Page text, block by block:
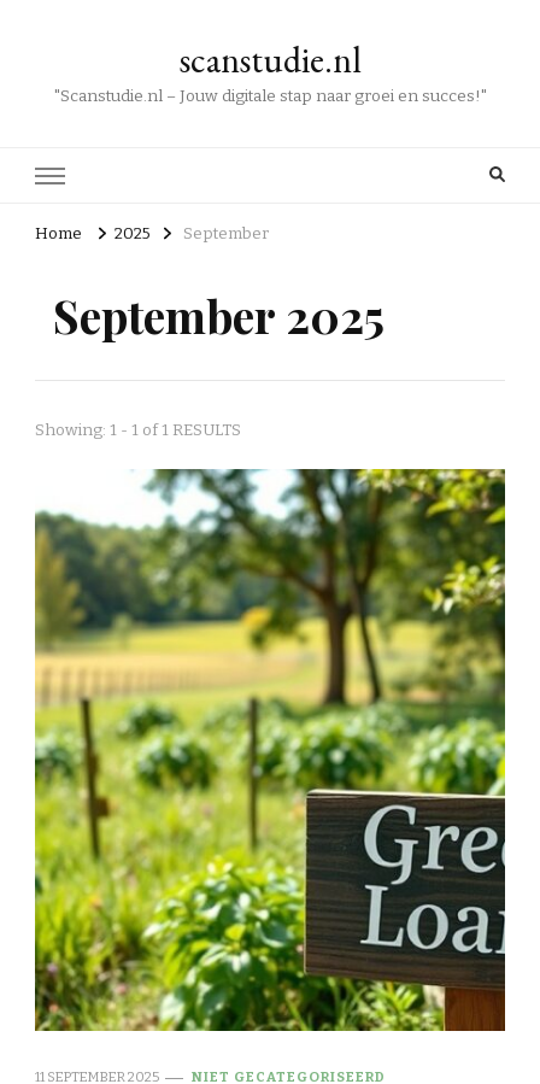
scanstudie.nl
"Scanstudie.nl – Jouw digitale stap naar groei en succes!"
Home 2025 September
September 2025
Showing: 1 - 1 of 1 RESULTS
11 SEPTEMBER 2025 NIET GECATEGORISEERD